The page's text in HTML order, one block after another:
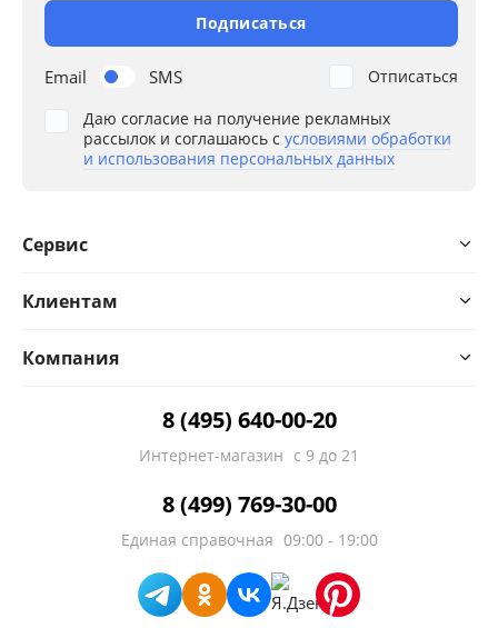
Email SMS
Подписаться
Даю согласие на получение рекламных
рассылок и соглашаюсь с условиями обработки
и использования персональных данных
Отписаться
Сервис
Клиентам
Компания
8 (495) 640-00-20
Интернет-магазин с 9 до 21
8 (499) 769-30-00
Единая справочная 09:00 - 19:00